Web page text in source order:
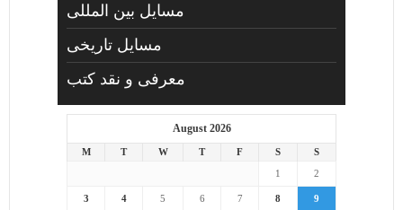
مسایل بین المللی
مسایل تاریخی
معرفی و نقد کتب
August 2026
M T W T F S
S
1
2
3 4 5 6 7 8 9